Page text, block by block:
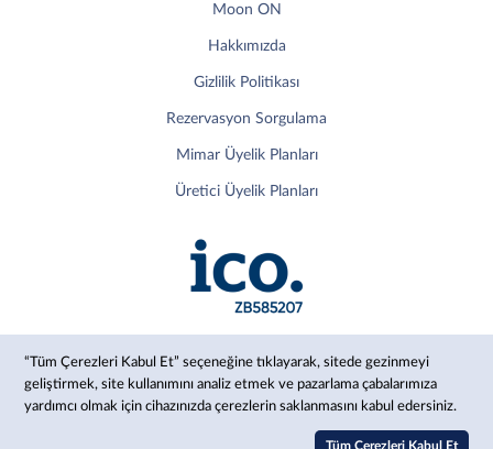
“Tüm Çerezleri Kabul Et” seçeneğine tıklayarak, sitede gezinmeyi
geliştirmek, site kullanımını analiz etmek ve pazarlama çabalarımıza
yardımcı olmak için cihazınızda çerezlerin saklanmasını kabul edersiniz.
Tüm Çerezleri Kabul Et
Moon ON
Hakkımızda
Gizlilik Politikası
Rezervasyon Sorgulama
Mimar Üyelik Planları
Üretici Üyelik Planları